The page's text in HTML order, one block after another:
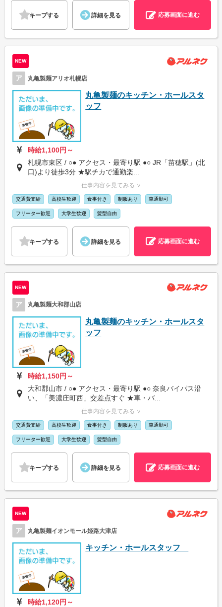
キープする 詳細を見る 応募画面に進む
NEW
ア 丸亀製麺アリオ札幌店
丸亀製麺のキッチン・ホールスタ
ッフ
時給1,100円～
札幌市東区 / ○● アクセス・最寄り駅 ●○ JR「苗穂駅」(北
口)より徒歩3分 ★駅チカで通勤楽...
仕事内容を見てみる ∨
交通費支給 高校生歓迎 食事付き 制服あり 車通勤可
フリーター歓迎 大学生歓迎 髪型自由
キープする 詳細を見る 応募画面に進む
NEW
ア 丸亀製麺大和郡山店
丸亀製麺のキッチン・ホールスタ
ッフ
時給1,150円～
大和郡山市 / ○● アクセス・最寄り駅 ●○ 奈良バイパス沿
い、「美濃庄町西」交差点すぐ ★車・バ...
仕事内容を見てみる ∨
交通費支給 高校生歓迎 食事付き 制服あり 車通勤可
フリーター歓迎 大学生歓迎 髪型自由
キープする 詳細を見る 応募画面に進む
NEW
ア 丸亀製麺イオンモール姫路大津店
キッチン・ホールスタッフ
時給1,120円～